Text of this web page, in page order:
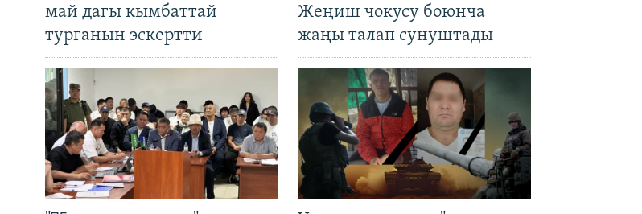
май дагы кымбаттай
турганын эскертти
Жеңиш чокусу боюнча
жаңы талап сунуштады